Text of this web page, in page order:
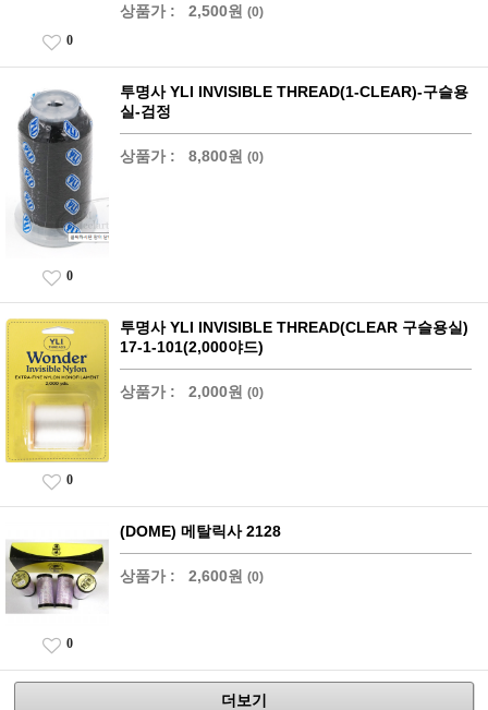
상품가 : 2,500원 (0)
0
투명사 YLI INVISIBLE THREAD(1-CLEAR)-구슬용
실-검정
상품가 : 8,800원 (0)
0
투명사 YLI INVISIBLE THREAD(CLEAR 구슬용실)
17-1-101(2,000야드)
상품가 : 2,000원 (0)
0
(DOME) 메탈릭사 2128
상품가 : 2,600원 (0)
0
더보기